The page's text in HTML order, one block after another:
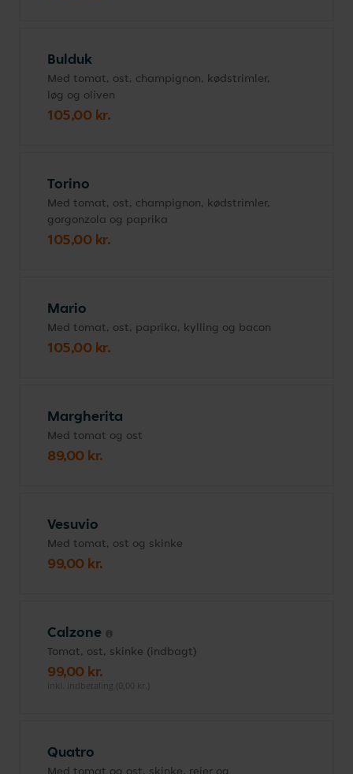
Bulduk
Med tomat, ost, champignon, kødstrimler,
løg og oliven
105,00 kr.
Torino
Med tomat, ost, champignon, kødstrimler,
gorgonzola og paprika
105,00 kr.
Mario
Med tomat, ost, paprika, kylling og bacon
105,00 kr.
Margherita
Med tomat og ost
89,00 kr.
Vesuvio
Med tomat, ost og skinke
99,00 kr.
Calzone
Tomat, ost, skinke (indbagt)
99,00 kr.
inkl. indbetaling (0,00 kr.)
Quatro
Med tomat og ost, skinke, rejer og